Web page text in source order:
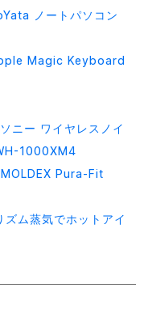
ノートパソコン
Magic Keyboard
ニー ワイヤレスノイ
1000XM4
MOLDEX Pura-Fit
ズム蒸気でホットアイ